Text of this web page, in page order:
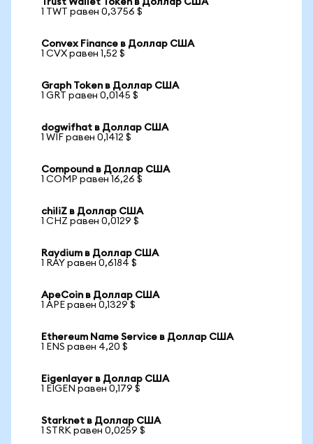
Trust Wallet Token в Доллар США
1 TWT равен 0,3756 $
Convex Finance в Доллар США
1 CVX равен 1,52 $
Graph Token в Доллар США
1 GRT равен 0,0145 $
dogwifhat в Доллар США
1 WIF равен 0,1412 $
Compound в Доллар США
1 COMP равен 16,26 $
chiliZ в Доллар США
1 CHZ равен 0,0129 $
Raydium в Доллар США
1 RAY равен 0,6184 $
ApeCoin в Доллар США
1 APE равен 0,1329 $
Ethereum Name Service в Доллар США
1 ENS равен 4,20 $
Eigenlayer в Доллар США
1 EIGEN равен 0,179 $
Starknet в Доллар США
1 STRK равен 0,0259 $